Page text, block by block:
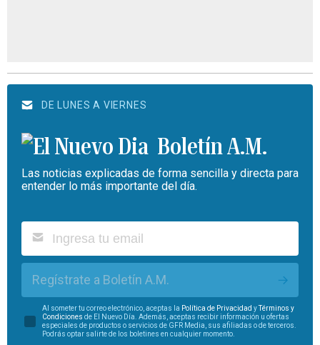
DE LUNES A VIERNES
Boletín A.M.
Las noticias explicadas de forma sencilla y directa para
entender lo más importante del día.
Regístrate a Boletín A.M.
Al someter tu correo electrónico, aceptas la Política de Privacidad yTérminos y
Condiciones de El Nuevo Día. Además, aceptas recibir información u ofertas
especiales de productos o servicios de GFR Media, sus afiliadas o de terceros.
Podrás optar salirte de los boletines en cualquier momento.